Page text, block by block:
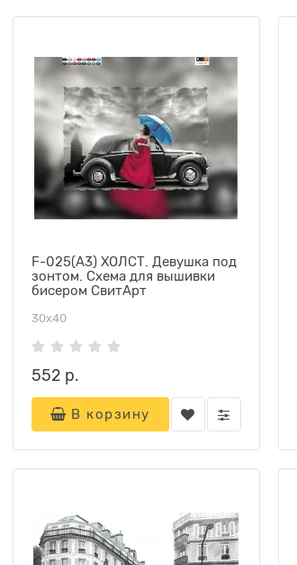
F-025(А3) ХОЛСТ. Девушка под
зонтом. Схема для вышивки
бисером СвитАрт
30х40
552 р.
В корзину